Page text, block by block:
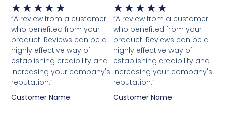
★ ★ ★ ★ ★ Waardering
5
van
5
“A review from a customer
who benefited from your
product. Reviews can be a
highly effective way of
establishing credibility and
increasing your company's
reputation.”
Customer Name
★ ★ ★ ★ ★
5
van
5
“A review from a customer
who benefited from your
product. Reviews can be a
highly effective way of
establishing credibility and
increasing your company's
reputation.”
Customer Name